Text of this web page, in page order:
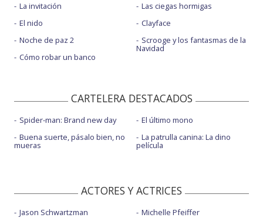
La invitación
El nido
Noche de paz 2
Cómo robar un banco
Las ciegas hormigas
Clayface
Scrooge y los fantasmas de la
Navidad
CARTELERA DESTACADOS
Spider-man: Brand new day
Buena suerte, pásalo bien, no
mueras
El último mono
La patrulla canina: La dino
película
ACTORES Y ACTRICES
Jason Schwartzman
Michelle Pfeiffer